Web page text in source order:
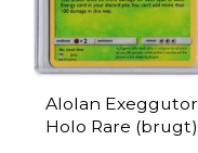
Alolan Exeggutor
Holo Rare (brugt)